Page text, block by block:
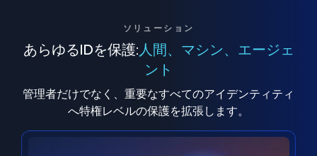
ソリューション
あらゆるIDを保護: 人間、マシン、エージェ
ント
管理者だけでなく、重要なすべてのアイデンティティ
へ特権レベルの保護を拡張します。